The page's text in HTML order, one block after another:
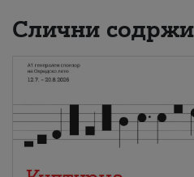
Слични